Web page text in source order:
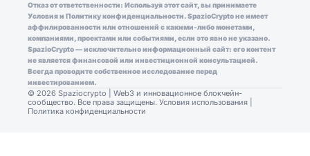
Отказ от ответственности: Используя этот сайт, вы принимаете
Условия и Политику конфиденциальности. SpazioCrypto не имеет
аффилированности или отношений с какими-либо монетами,
компаниями, проектами или событиями, если это явно не указано.
SpazioCrypto — исключительно информационный сайт: его контент
не является финансовой или инвестиционной консультацией.
Всегда проводите собственное исследование перед
инвестированием.
© 2026 Spaziocrypto | Web3 и инновационное блокчейн-
сообщество. Все права защищены. Условия использования
Политика конфиденциальности